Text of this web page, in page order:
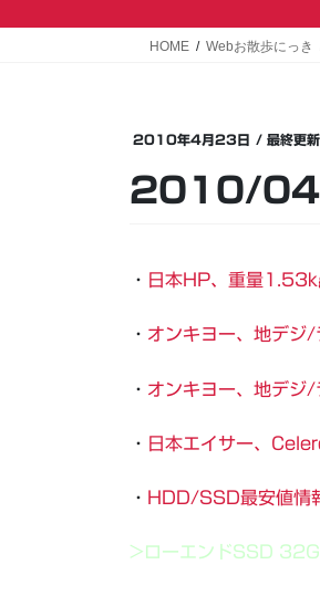
HOME Webお散歩にっき
2010年4月23日 / 最終更
2010/
・ 日本HP、重量
・ オンキヨー、地デジ/
・ オンキヨー、地デジ
・ 日本エイサー、
・ HDD/SSD最安値情
>ローエンドSSD